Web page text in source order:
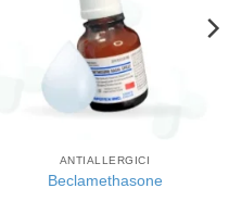
ANTIALLERGICI
Beclamethasone